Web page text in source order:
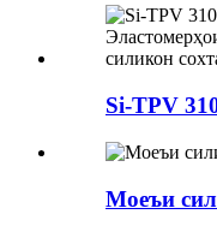
Si-TPV
Моеъи